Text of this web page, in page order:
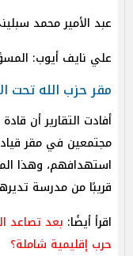
عبد الأمير محمد
علي نايف أيوب:
مقر حزب الله تحت
أفادت التقارير أن
مجتمعين في مقر
استهدافهم، وهذا
قريبًا من مدرسة
اقرأ أيضًا: بعد تصاعد
حرب إقليمية شاملة؟